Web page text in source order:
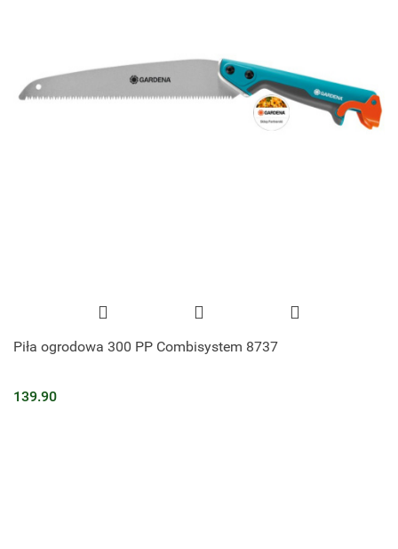
Piła ogrodowa 300 PP Combisystem 8737
139.90